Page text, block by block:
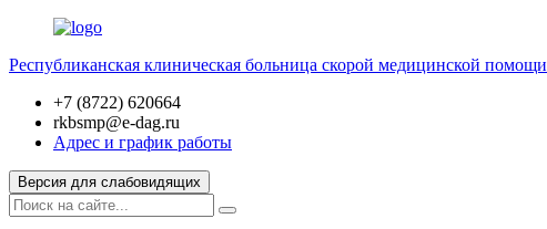
Республиканская клиническая больница скорой медицинской помощи
+7 (8722) 620664
rkbsmp@e-dag.ru
Адрес и график работы
Версия для слабовидящих